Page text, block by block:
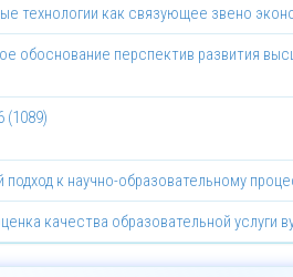
технологии как связующее звено
обоснование перспектив развития
(1089)
к научно-образовательному
качества образовательной услуги